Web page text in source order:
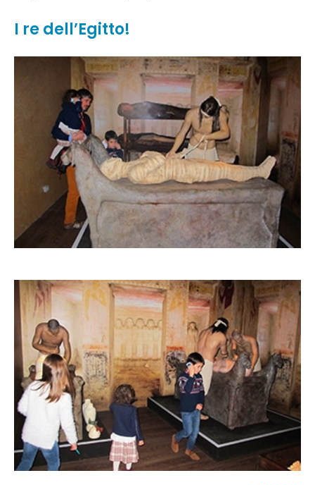
I re dell’Egitto!